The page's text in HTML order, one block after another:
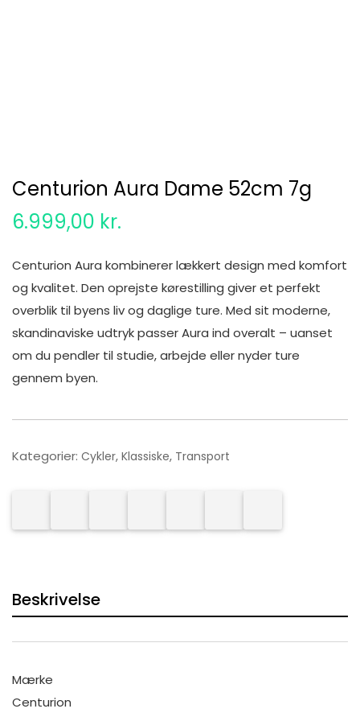
Centurion Aura Dame 52cm 7g
6.999,00 kr.
Centurion Aura kombinerer lækkert design med komfort
og kvalitet. Den oprejste kørestilling giver et perfekt
overblik til byens liv og daglige ture. Med sit moderne,
skandinaviske udtryk passer Aura ind overalt – uanset
om du pendler til studie, arbejde eller nyder ture
gennem byen.
Kategorier: Cykler, Klassiske, Transport
Beskrivelse
Mærke
Centurion